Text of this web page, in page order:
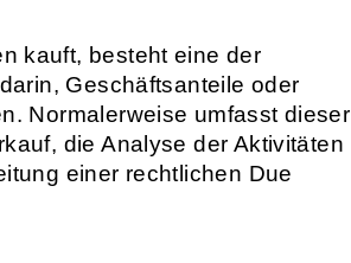
kauft, besteht eine der
Geschäftsanteile oder
Normalerweise umfasst dieser
die Analyse der Aktivitäten
einer rechtlichen Due